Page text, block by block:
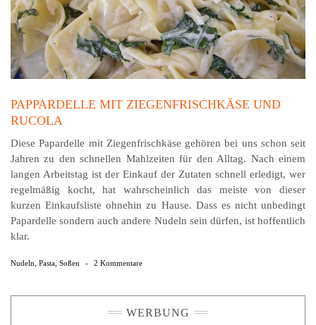
PAPPARDELLE MIT ZIEGENFRISCHKÄSE UND
RUCOLA
Diese Papardelle mit Ziegenfrischkäse gehören bei uns schon seit
Jahren zu den schnellen Mahl­zeiten für den All­tag. Nach einem
langen Arbeits­tag ist der Ein­kauf der Zu­taten schnell erledigt, wer
regelmäßig kocht, hat wahrscheinlich das meiste von dieser
kurzen Einkaufsliste ohnehin zu Hause. Dass es nicht unbedingt
Papardelle sondern auch andere Nudeln sein dürfen, ist hoffentlich
klar.
Nudeln Pasta Soßen - 2 Kommentare
WERBUNG